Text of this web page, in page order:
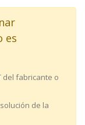
es
del fabricante o
de la